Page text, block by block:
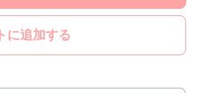
に追加する